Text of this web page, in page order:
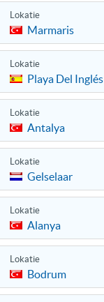
Lokatie
Marmaris
Lokatie
Playa Del Inglés
Lokatie
Antalya
Lokatie
Gelselaar
Lokatie
Alanya
Lokatie
Bodrum